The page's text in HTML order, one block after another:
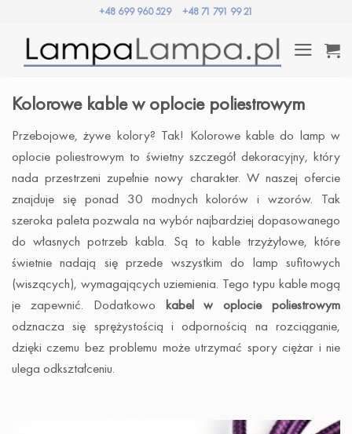
zawartości
+48 699 960 529 +48 71 791 99 21
Kolorowe kable w oplocie poliestrowym
Przebojowe, żywe kolory? Tak! Kolorowe kable do lamp w
oplocie poliestrowym to świetny szczegół dekoracyjny, który
nada przestrzeni zupełnie nowy charakter. W naszej ofercie
znajduje się ponad 30 modnych kolorów i wzorów. Tak
szeroka paleta pozwala na wybór najbardziej dopasowanego
do własnych potrzeb kabla. Są to kable trzyżyłowe, które
świetnie nadają się przede wszystkim do lamp sufitowych
(wiszących), wymagających uziemienia. Tego typu kable mogą
je zapewnić. Dodatkowo kabel w oplocie poliestrowym
odznacza się sprężystością i odpornością na rozciąganie,
dzięki czemu bez problemu może utrzymać spory ciężar i nie
ulega odkształceniu.